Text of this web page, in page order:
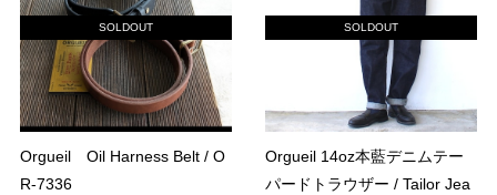
SOLDOUT
Orgueil Oil Harness Belt / O
R-7336
SOLDOUT
Orgueil 14oz本藍デニムテー
パードトラウザー / Tailor Jea